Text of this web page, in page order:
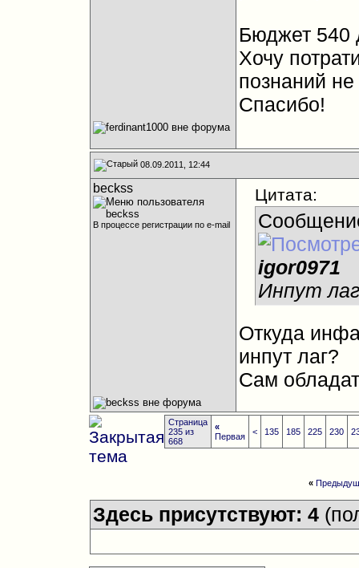
Бюджет 540
Хочу
познаний не
Спасибо!
08.09.2011, 12:44
beckss
В процессе регистрации по e-mail
Цитата:
igor0971
Инпут
Откуда
инпут лаг?
Сам
Страница
235 из
668
«
Первая
< 135 185 225 230
«
Здесь присутствуют: 4